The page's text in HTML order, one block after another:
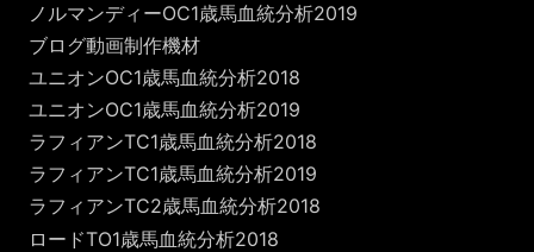
ノルマンディーOC1歳馬血統分析2019
ブログ動画制作機材
ユニオンOC1歳馬血統分析2018
ユニオンOC1歳馬血統分析2019
ラフィアンTC1歳馬血統分析2018
ラフィアンTC1歳馬血統分析2019
ラフィアンTC2歳馬血統分析2018
ロードTO1歳馬血統分析2018